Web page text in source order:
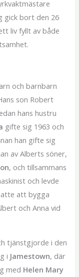
gick bort den 26
liv fyllt av både
och barnbarn
son Robert
hans hustru
gifte sig 1963 och
han gifte sig
av Alberts söner,
, och tillsammans
och levde
att bygga
och Anna vid
tjänstgjorde i den
i Jamestown, där
med Helen Mary